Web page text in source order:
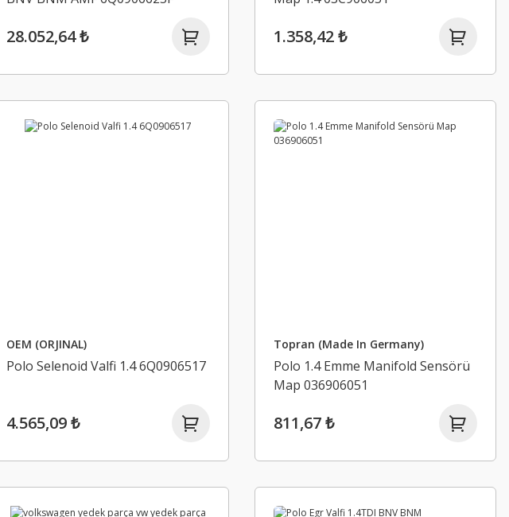
28.052,64 ₺ 1.358,42 ₺
OEM (ORJINAL)
Polo Selenoid Valfi 1.4 6Q0906517
4.565,09 ₺
Topran (Made In Germany)
Polo 1.4 Emme Manifold Sensörü
Map 036906051
811,67 ₺